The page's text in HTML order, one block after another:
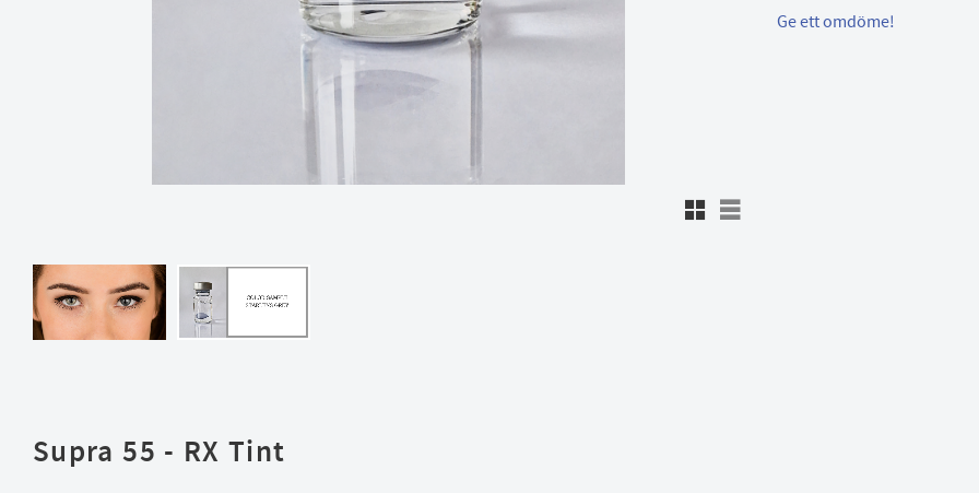
Rutnätsvy
Listvy
Ge ett omdöme!
Supra 55 - RX Tint